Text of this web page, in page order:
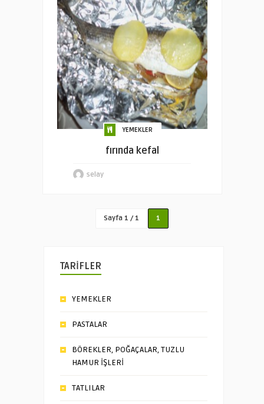
YEMEKLER
fırında kefal
selay
Sayfa 1 / 1 1
TARİFLER
YEMEKLER
PASTALAR
BÖREKLER, POĞAÇALAR, TUZLU
HAMUR İŞLERİ
TATLILAR